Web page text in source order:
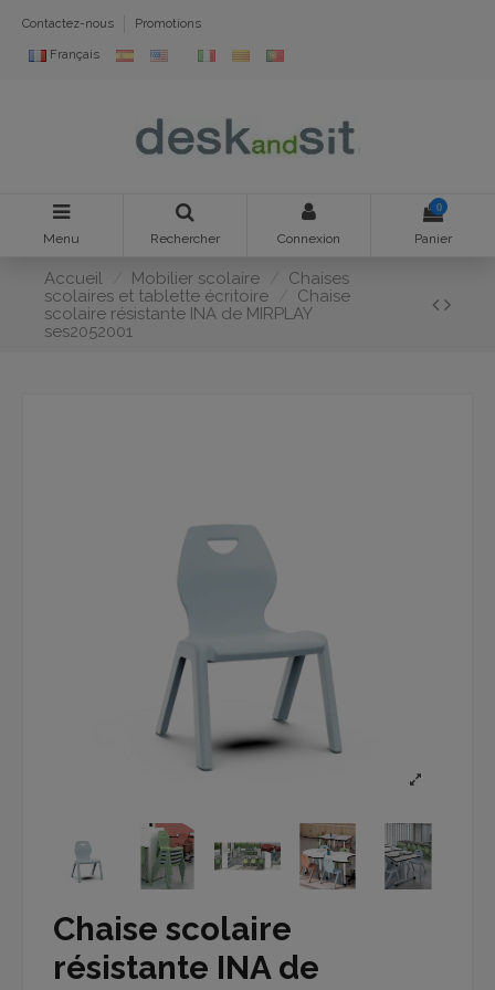
Contactez-nous Promotions
Français
Menu Rechercher Connexion
0
Panier
Accueil Mobilier scolaire
Chaises
scolaires et tablette écritoire
Chaise
scolaire résistante INA de MIRPLAY
ses2052001
Chaise scolaire
résistante INA de